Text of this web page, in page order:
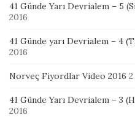
41 Günde Yarı Devrialem – 5
2016
41 Günde yarı Devrialem – 4
2016
Norveç Fiyordlar Video 2016
41 Günde Yarı Devrialem – 3
2016